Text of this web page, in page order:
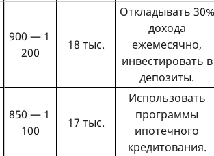
900 — 1
200
18 тыс.
Откладывать 30%
дохода
ежемесячно,
инвестировать в
депозиты.
850 — 1
100
17 тыс.
Использовать
программы
ипотечного
кредитования.